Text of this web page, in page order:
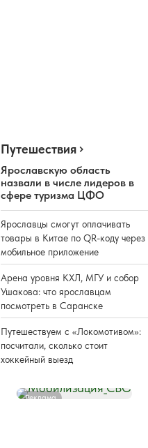
Путешествия
Ярославскую область
назвали в числе лидеров в
сфере туризма ЦФО
Ярославцы смогут оплачивать
товары в Китае по QR-коду через
мобильное приложение
Арена уровня КХЛ, МГУ и собор
Ушакова: что ярославцам
посмотреть в Саранске
Путешествуем с «Локомотивом»:
посчитали, сколько стоит
хоккейный выезд
Реклама